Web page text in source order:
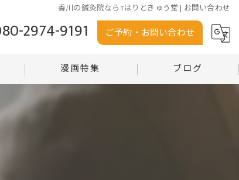
香川の鍼灸院ならTはりときゅう堂 | お問い合わせ
2974-9191 ご予約・お問い合わせ
漫画特集 ブログ